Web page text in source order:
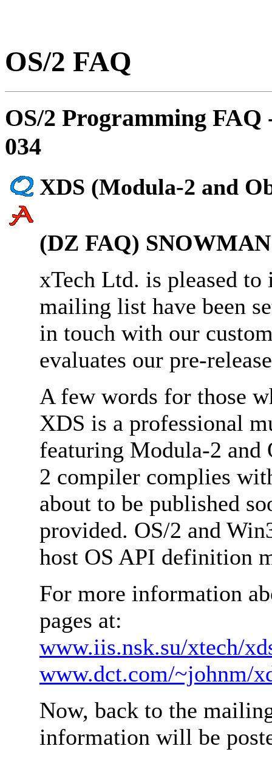
OS/2 FAQ
OS/2 Programming
034
XDS (Modula-2 and
(DZ FAQ)
xTech Ltd. is pleased
mailing list have been
in touch with our
evaluates our pre-
A few words for those
XDS is a professional
featuring Modula-2 and
2 compiler complies
about to be published
provided. OS/2 and
host OS API definition
For more information
pages at:
www.iis.nsk.su/xtech/
www.dct.com/~johnm/
Now, back to the
information will be